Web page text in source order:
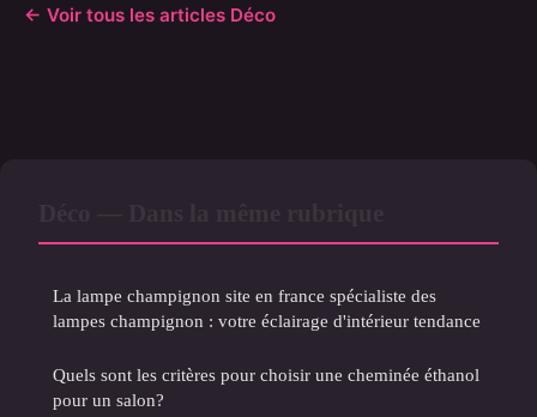
← Voir tous les articles Déco
La lampe champignon site en france spécialiste des
lampes champignon : votre éclairage d'intérieur tendance
Quels sont les critères pour choisir une cheminée éthanol
pour un salon?